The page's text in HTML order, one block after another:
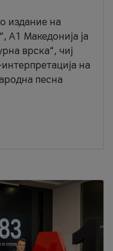
издание на
А1 Македонија ја
врска“, чиј
на
песна